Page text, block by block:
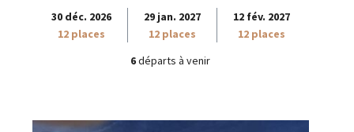
30 déc. 2026
12 places
29 jan. 2027
12 places
12 fév. 2027
12 places
6départs à venir